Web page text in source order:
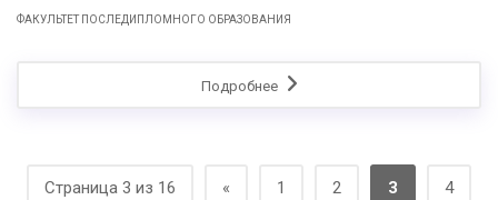
ФАКУЛЬТЕТ ПОСЛЕДИПЛОМНОГО ОБРАЗОВАНИЯ
Подробнее
Страница 3 из 16 « 1 2 3 4